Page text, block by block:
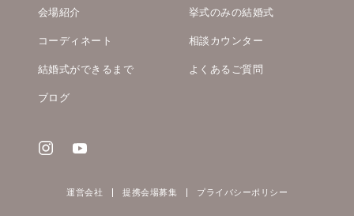
会場紹介
挙式のみの結婚式
コーディネート
相談カウンター
結婚式ができるまで
よくあるご質問
ブログ
運営会社 提携会場募集 プライバシーポリシー